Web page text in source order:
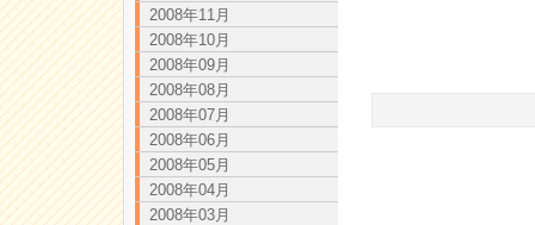
2008年11月
2008年10月
2008年09月
2008年08月
2008年07月
2008年06月
2008年05月
2008年04月
2008年03月